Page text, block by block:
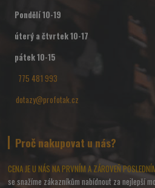
Pondělí 10-19
úterý a čtvrtek 10-17
pátek 10-15
775 481 993
dotazy@profotak.cz
Proč nakupovat u nás?
CENA JE U NÁS NA PRVNÍM A ZÁROVEŇ
se snažíme zákazníkům nabídnout za nejlepší